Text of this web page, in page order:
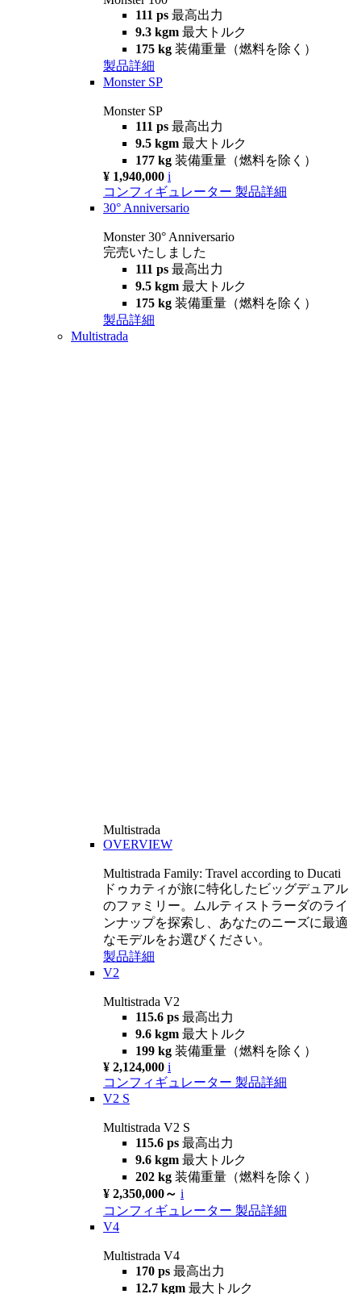
111 ps 最高出力
9.3 kgm 最大トルク
175 kg 装備重量（燃料を除く）
製品詳細
Monster SP
Monster SP
111 ps 最高出力
9.5 kgm 最大トルク
177 kg 装備重量（燃料を除く）
¥ 1,940,000 i
コンフィギュレーター 製品詳細
30° Anniversario
Monster 30° Anniversario
完売いたしました
111 ps 最高出力
9.5 kgm 最大トルク
175 kg 装備重量（燃料を除く）
製品詳細
Multistrada
Multistrada
OVERVIEW
Multistrada Family: Travel according to Ducati
ドゥカティが旅に特化したビッグデュアル
のファミリー。ムルティストラーダのライ
ンナップを探索し、あなたのニーズに最適
なモデルをお選びください。
製品詳細
V2
Multistrada V2
115.6 ps 最高出力
9.6 kgm 最大トルク
199 kg 装備重量（燃料を除く）
¥ 2,124,000 i
コンフィギュレーター 製品詳細
V2 S
Multistrada V2 S
115.6 ps 最高出力
9.6 kgm 最大トルク
202 kg 装備重量（燃料を除く）
¥ 2,350,000～ i
コンフィギュレーター 製品詳細
V4
Multistrada V4
170 ps 最高出力
12.7 kgm 最大トルク